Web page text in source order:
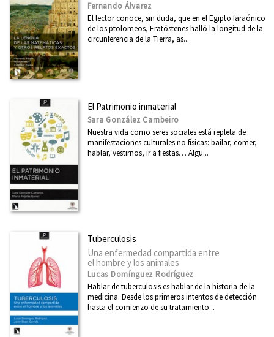
Divulgación científica
Ecología
Economía
Educación
Euskadi
Feminismo
Filosofía
Física
Ver todas... (21)
CATÁLOGOS PDF
Boletín julio 2026
Boletín junio 2026
Boletín mayo 2026
Boletín abril 2026
Fernando Álvarez
El lector conoce, sin duda, que en el Egipto faraónico
de los ptolomeos, Eratóstenes halló la longitud de la
circunferencia de la Tierra, as...
El Patrimonio inmaterial
Sara González Cambeiro
Nuestra vida como seres sociales está repleta de
manifestaciones culturales no físicas: bailar, comer,
hablar, vestirnos, ir a fiestas… Algu...
Tuberculosis
Una enfermedad compartida entre
el hombre y los animales
Lucas Domínguez Rodríguez
Hablar de tuberculosis es hablar de la historia de la
medicina. Desde los primeros intentos de detección
hasta el comienzo de su tratamiento...